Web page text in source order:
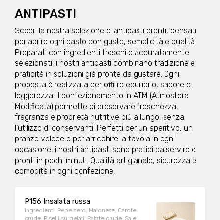
250g
ANTIPASTI
Scopri la nostra selezione di antipasti pronti, pensati
per aprire ogni pasto con gusto, semplicità e qualità.
Preparati con ingredienti freschi e accuratamente
selezionati, i nostri antipasti combinano tradizione e
praticità in soluzioni già pronte da gustare. Ogni
proposta è realizzata per offrire equilibrio, sapore e
leggerezza. Il confezionamento in ATM (Atmosfera
Modificata) permette di preservare freschezza,
fragranza e proprietà nutritive più a lungo, senza
l’utilizzo di conservanti. Perfetti per un aperitivo, un
pranzo veloce o per arricchire la tavola in ogni
occasione, i nostri antipasti sono pratici da servire e
pronti in pochi minuti. Qualità artigianale, sicurezza e
comodità in ogni confezione.
P156 Insalata russa
Ingredienti: Pepe nero, Maionese, Carote
crude, Piselli surgelati, Patate crude, Sale